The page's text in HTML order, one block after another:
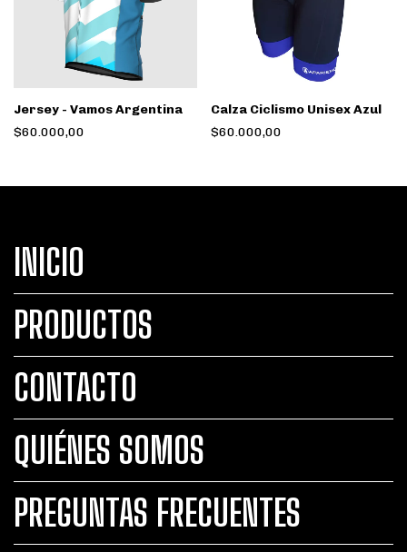
Jersey - Vamos Argentina
$60.000,00
Calza Ciclismo Unisex Azul
$60.000,00
INICIO
PRODUCTOS
CONTACTO
QUIÉNES SOMOS
PREGUNTAS FRECUENTES